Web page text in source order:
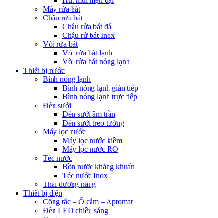
Máy rửa bát
Chậu rửa bát
Chậu rửa bát đá
Chậu rử bát Inox
Vòi rửa bát
Vòi rửa bát lạnh
Vòi rửa bát nóng lạnh
Thiết bị nước
Bình nóng lạnh
Bình nóng lạnh gián tiếp
Bình nóng lạnh trực tiếp
Đèn sưởi
Đèn sưởi âm trần
Đèn sưởi treo tường
Máy lọc nước
Máy lọc nước kiềm
Máy lọc nước RO
Téc nước
Bồn nước kháng khuẩn
Téc nước Inox
Thái dương năng
Thiết bị điện
Công tắc – Ổ cắm – Aptomat
Đèn LED chiều sáng